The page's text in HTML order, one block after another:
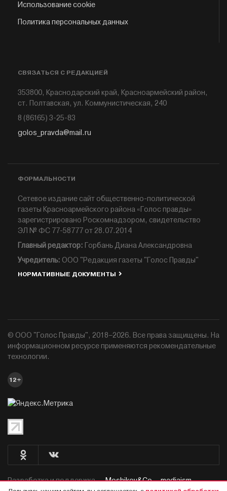
Использование cookie
Политика персональных данных
СВЯЗАТЬСЯ С РЕДАКЦИЕЙ
353800, Краснодарский край, Красноармейский район,
ст. Полтавская, ул. Коммунистическая, 240
8 (86165) 3-25-83
golos_pravda@mail.ru
ФОРМАЛЬНОСТИ
Сетевое издание сайт общественно-политической
газеты Красноармейского района «Голос правды»
зарегистрировано Роскомнадзором, свидетельство
ЭЛ № ФС 77-58777 от 28.07.2014
Главный редактор: Горбань Диана Александровна
Учредитель: ООО "Редакция газеты "Голос Правды"
НОРМАТИВНЫЕ ДОКУМЕНТЫ
© ООО "Голос Правды", 2018–2026. Все права защищены. На
информационном ресурсе применяются рекомендательные
технологии.
12+
Разработка и поддержка —Moshikov&Co. - mediaism.